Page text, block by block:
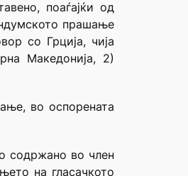
поаѓајќи од
прашање
со Грција, чија
Македонија, 2)
во оспорената
содржано во член
на гласачкото